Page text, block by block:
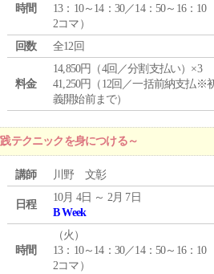
時間
13：10～14：30／14：50～16：10
2コマ）
回数
全12回
料金
14,850円（4回／分割支払い）×3
41,250円（12回／一括前納支払※
義開始前まで）
テクニックを身につける～
講師 川野 文彰
日程
10月 4日 ～ 2月 7日
B Week
時間
（火 ）
13：10～14：30／14：50～16：10
2コマ）